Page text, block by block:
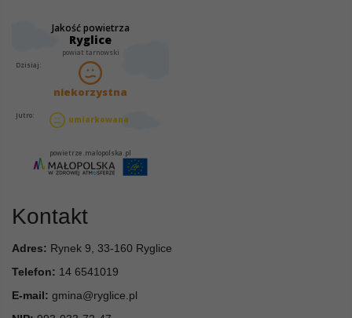
Kontakt
Adres: Rynek 9, 33-160 Ryglice
Telefon: 14 6541019
E-mail: gmina@ryglice.pl